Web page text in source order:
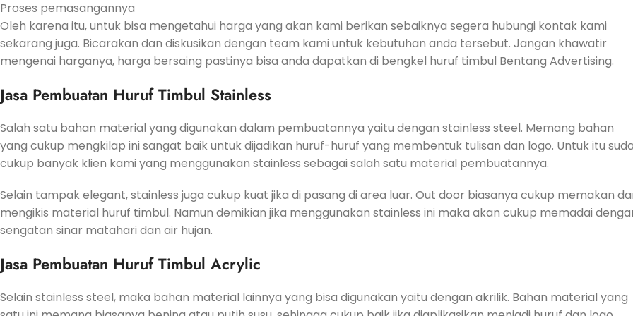
Proses pemasangannya
Oleh karena itu, untuk bisa mengetahui harga yang akan kami berikan sebaiknya segera hubungi kontak kami
sekarang juga. Bicarakan dan diskusikan dengan team kami untuk kebutuhan anda tersebut. Jangan khawatir
mengenai harganya, harga bersaing pastinya bisa anda dapatkan di bengkel huruf timbul Bentang Advertising.
Jasa Pembuatan Huruf Timbul Stainless
Salah satu bahan material yang digunakan dalam pembuatannya yaitu dengan stainless steel. Memang bahan
yang cukup mengkilap ini sangat baik untuk dijadikan huruf-huruf yang membentuk tulisan dan logo. Untuk itu
cukup banyak klien kami yang menggunakan stainless sebagai salah satu material pembuatannya.
Selain tampak elegant, stainless juga cukup kuat jika di pasang di area luar. Out door biasanya cukup memakan
mengikis material huruf timbul. Namun demikian jika menggunakan stainless ini maka akan cukup memadai
sengatan sinar matahari dan air hujan.
Jasa Pembuatan Huruf Timbul Acrylic
Selain stainless steel, maka bahan material lainnya yang bisa digunakan yaitu dengan akrilik. Bahan material yang